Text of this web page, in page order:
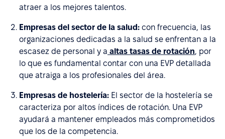
atraer a los mejores talentos.
Empresas del sector de la salud: con frecuencia, las
organizaciones dedicadas a la salud se enfrentan a la
escasez de personal y a altas tasas de rotación, por
lo que es fundamental contar con una EVP detallada
que atraiga a los profesionales del área.
Empresas de hostelería: El sector de la hostelería se
caracteriza por altos índices de rotación. Una EVP
ayudará a mantener empleados más comprometidos
que los de la competencia.